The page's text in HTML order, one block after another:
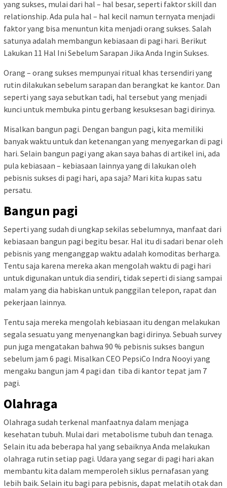
yang sukses, mulai dari hal – hal besar, seperti faktor skill dan
relationship. Ada pula hal – hal kecil namun ternyata menjadi
faktor yang bisa menuntun kita menjadi orang sukses. Salah
satunya adalah membangun kebiasaan di pagi hari. Berikut
Lakukan 11 Hal Ini Sebelum Sarapan Jika Anda Ingin Sukses.
Orang – orang sukses mempunyai ritual khas tersendiri yang
rutin dilakukan sebelum sarapan dan berangkat ke kantor. Dan
seperti yang saya sebutkan tadi, hal tersebut yang menjadi
kunci untuk membuka pintu gerbang kesuksesan bagi dirinya.
Misalkan bangun pagi. Dengan bangun pagi, kita memiliki
banyak waktu untuk dan ketenangan yang menyegarkan di pagi
hari. Selain bangun pagi yang akan saya bahas di artikel ini, ada
pula kebiasaan – kebiasaan lainnya yang di lakukan oleh
pebisnis sukses di pagi hari, apa saja? Mari kita kupas satu
persatu.
Bangun pagi
Seperti yang sudah di ungkap sekilas sebelumnya, manfaat dari
kebiasaan bangun pagi begitu besar. Hal itu di sadari benar oleh
pebisnis yang menganggap waktu adalah komoditas berharga.
Tentu saja karena mereka akan mengolah waktu di pagi hari
untuk digunakan untuk dia sendiri, tidak seperti di siang sampai
malam yang dia habiskan untuk panggilan telepon, rapat dan
pekerjaan lainnya.
Tentu saja mereka mengolah kebiasaan itu dengan melakukan
segala sesuatu yang menyenangkan bagi dirinya. Sebuah survey
pun juga mengatakan bahwa 90 % pebisnis sukses bangun
sebelum jam 6 pagi. Misalkan CEO PepsiCo Indra Nooyi yang
mengaku bangun jam 4 pagi dan tiba di kantor tepat jam 7
pagi.
Olahraga
Olahraga sudah terkenal manfaatnya dalam menjaga
kesehatan tubuh. Mulai dari metabolisme tubuh dan tenaga.
Selain itu ada beberapa hal yang sebaiknya Anda melakukan
olahraga rutin setiap pagi. Udara yang segar di pagi hari akan
membantu kita dalam memperoleh siklus pernafasan yang
lebih baik. Selain itu bagi para pebisnis, dapat melatih otak dan